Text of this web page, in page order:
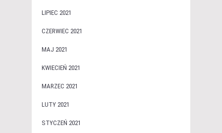
LIPIEC 2021
CZERWIEC 2021
MAJ 2021
KWIECIEŃ 2021
MARZEC 2021
LUTY 2021
STYCZEŃ 2021